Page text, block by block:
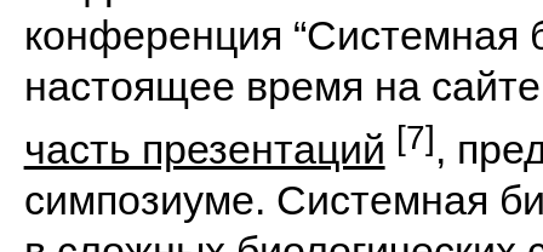
конференция “Системная
настоящее время на
часть презентаций [7],
симпозиуме. Системная